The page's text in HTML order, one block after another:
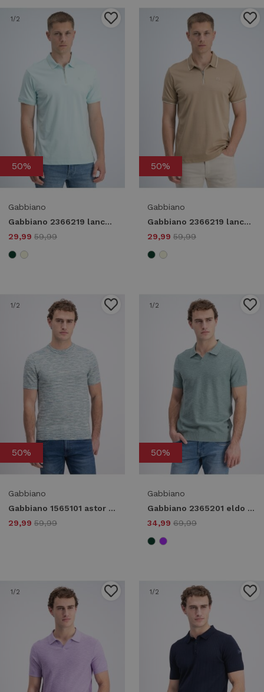
1/2
50%
Gabbiano
Gabbiano 2366219 lance Poloshirts 2566 bay green
29,99 59,99
1/2
50%
Gabbiano
Gabbiano 2366219 lance Poloshirts 994 almond
29,99 59,99
1/2
50%
Gabbiano
Gabbiano 1565101 astor Print T-shirts 5001 forest green
29,99 59,99
1/2
50%
Gabbiano
Gabbiano 2365201 eldo Poloshirts 5888 lagoon green
34,99 69,99
1/2 1/2